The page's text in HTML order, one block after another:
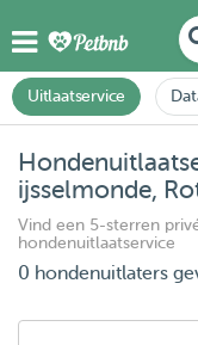
Uitlaatservice
ijsselmonde,
Vind een 5-sterren
hondenuitlaatservice
0 hondenuitlaters